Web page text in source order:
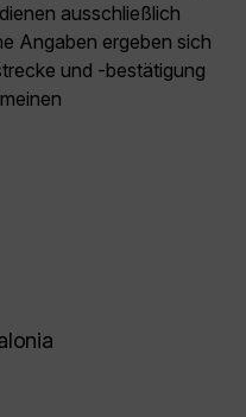
ausschließlich
Angaben ergeben sich
und -bestätigung